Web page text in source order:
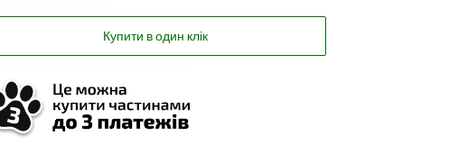
Купити в один клік